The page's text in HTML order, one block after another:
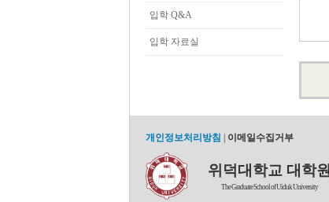
입학 Q&A
입학 자료실
개인정보처리방침 이메일수집거부
위덕대학교 대학원
The Graduate School of Uiduk University